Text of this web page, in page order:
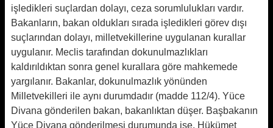
işledikleri suçlardan dolayı, ceza sorumlulukları vardır.
Bakanların, bakan oldukları sırada işledikleri görev dışı
suçlarından dolayı, milletvekillerine uygulanan kurallar
uygulanır. Meclis tarafından dokunulmazlıkları
kaldırıldıktan sonra genel kurallara göre mahkemede
yargılanır. Bakanlar, dokunulmazlık yönünden
Milletvekilleri ile aynı durumdadır (madde 112/4). Yüce
Divana gönderilen bakan, bakanlıktan düşer. Başbakanın
Yüce Divana gönderilmesi durumunda ise, Hükümet